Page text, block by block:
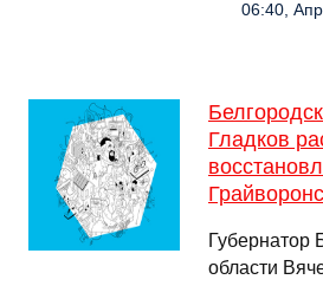
06:40,
Гладков
Губернатор
области